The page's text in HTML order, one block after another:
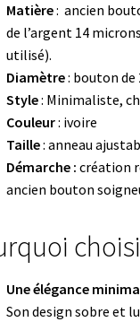
Matière: ancien
de l’argent 14
utilisé).
Diamètre: bouton de
Style: Minimaliste,
Couleur: ivoire
Taille: anneau
Démarche : création
ancien bouton
Une élégance
Son design sobre et